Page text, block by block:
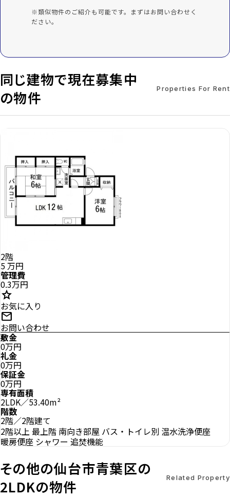
※類似物件のご紹介も可能です。まずはお問い合わせく
ださい。
同じ建物で現在募集中
の物件
Properties For Rent
2階
5万円
管理費
0.3万円
star
お気に入り
mail
お問い合わせ
敷金
0万円
礼金
0万円
保証金
0万円
専有面積
2LDK／53.40m²
階数
2階／2階建て
2階以上 最上階 南向き部屋 バス・トイレ別 温水洗浄便座
暖房便座 シャワー 追焚機能
その他の仙台市青葉区の
2LDKの物件
Related Property